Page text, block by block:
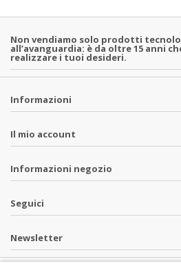
Non vendiamo solo prodotti
all’avanguardia: è da oltre 15 anni
realizzare i tuoi desideri.
Informazioni
Il mio account
Informazioni negozio
Seguici
Newsletter